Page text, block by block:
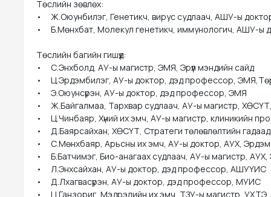
Төслийн зөвлөх:
•	Ж.Оюунбилэг, Генетикч, вирус судлаач, АШУ-ы доктор, профессор
•	Б.Мөнхбат, Молекул генетикч, иммунологич, АШУ-ы доктор, профессор
Төслийн багийн гишүүд:
•	С.Энхболд, АУ-ы магистр, ЭМЯ, Эрүүл мэндийн сайд
•	Ц.Эрдэмбилэг, АУ-ы доктор, дэд профессор, ЭМЯ,Төрийн нарийн бичгийн дарга
•	Э.Оюунсүрэн, АУ-ы доктор, дэд профессор, ЭМЯ
•	Ж.Байгалмаа, Тархвар судлаач, AУ-ы магистр, ХӨСҮТ, Халдварт өвчний тандалт эрхэлсэн дэд захирал
•	Ц.Чинбаяр, Хүний их эмч, АУ-ы магистр, клиникийн профессор, ХӨСҮТ, Эмнэлгийн тусламж, үйлчилгээний эрхэлсэн дэд захирал
•	Д.Баярсайхан, ХӨСҮТ, Стратеги төлөвлөлтийн гадаад харилцаа эрхэлсэн дэд захирал
•	С.Мөнхбаяр, Арьсны их эмч, АУ-ы доктор, АУХ, Эрдэм шинжилгээний төв лабораторийн эрхлэгч
•	Б.Батчимэг, Био-анагаах судлаач, АУ-ы магистр, АУХ, Эрдэм шинжилгээний төвийн лабораторийн эрдэм шинжилгээний дэд ажилтан
•	Л.Энхсайхан, АУ-ы доктор, дэд профессор, АШУҮИС
•	Д.Лхагвасүрэн, АУ-ы доктор, дэд профессор, МУИС
•	Ц.Ганзориг, Мэдрэлийн их эмч, ТЗУ-ы магистр, УХТЭ, ЭХД захирал